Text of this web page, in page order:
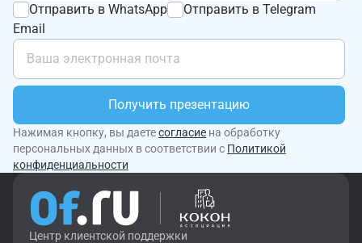
Отправить в WhatsApp
Отправить в Telegram
Email
Получить презентацию
Нажимая кнопку, вы даетесогласие на обработку
персональных данных в соответствии с Политикой
конфиденциальности
Центр клиентской поддержки